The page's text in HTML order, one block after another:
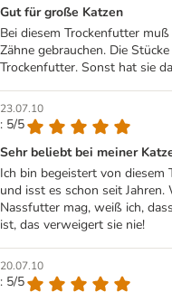
Gut für große Katzen
Bei diesem Trockenfutter
Zähne gebrauchen. Die
Trockenfutter. Sonst hat sie
23.07.10
: 5/5
Sehr beliebt bei meiner
Ich bin begeistert von diesem
und isst es schon seit
Nassfutter mag, weiß ich,
ist, das verweigert sie nie!
20.07.10
: 5/5